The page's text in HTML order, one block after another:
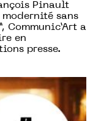
Pinault
sans
a
en
presse.